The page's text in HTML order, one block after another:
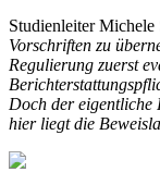
Studienleiter Michele
Vorschriften zu
Regulierung zuerst
Doch der eigentliche
hier liegt die